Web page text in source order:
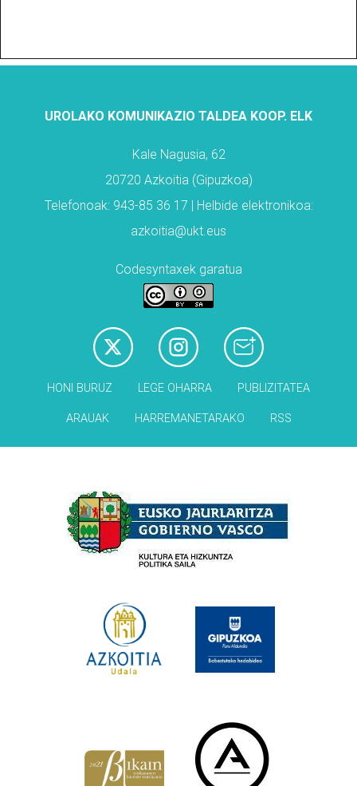
UROLAKO KOMUNIKAZIO TALDEA KOOP. ELK
Kale Nagusia, 62
20720 Azkoitia (Gipuzkoa)
Telefonoak: 943-85 36 17 | Helbide elektronikoa:
azkoitia@ukt.eus
Codesyntaxek garatua
HONI BURUZ LEGE OHARRA PUBLIZITATEA
ARAUAK HARREMANETARAKO RSS